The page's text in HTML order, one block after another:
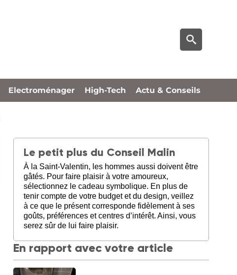
Electroménager High-Tech Actu & Conseils
Le petit plus du Conseil Malin
À la Saint-Valentin, les hommes aussi doivent être
gâtés. Pour faire plaisir à votre amoureux,
sélectionnez le cadeau symbolique. En plus de
tenir compte de votre budget et du design, veillez
à ce que le présent corresponde fidèlement à ses
goûts, préférences et centres d’intérêt. Ainsi, vous
serez sûr de lui faire plaisir.
En rapport avec votre article